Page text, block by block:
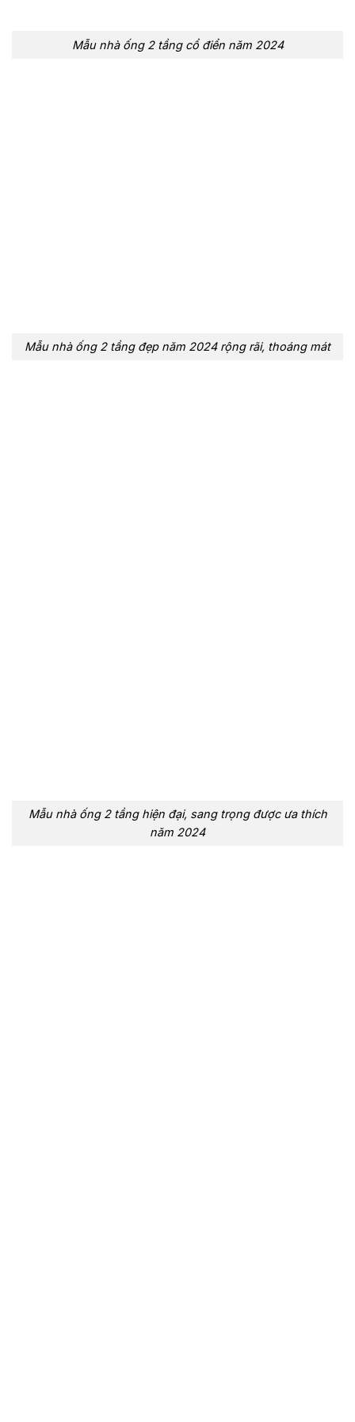
Mẫu nhà ống 2 tầng cổ điển năm 2024
Mẫu nhà ống 2 tầng đẹp năm 2024 rộng rãi, thoáng mát
Mẫu nhà ống 2 tầng hiện đại, sang trọng được ưa thích
năm 2024